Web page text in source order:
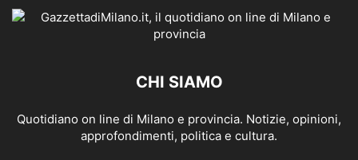
CHI SIAMO
Quotidiano on line di Milano e provincia. Notizie, opinioni,
approfondimenti, politica e cultura.